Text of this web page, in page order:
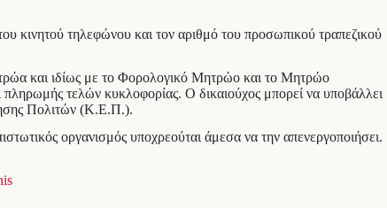
κινητού τηλεφώνου και τον αριθμό του προσωπικού τραπεζικού
και ιδίως με το Φορολογικό Μητρώο και το Μητρώο
τελών κυκλοφορίας. Ο δικαιούχος μπορεί να υποβάλλει
Πολιτών (Κ.Ε.Π.).
οργανισμός υποχρεούται άμεσα να την απενεργοποιήσει.